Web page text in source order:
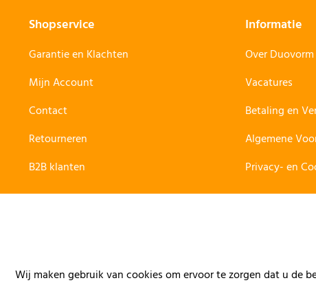
Shopservice
Garantie en Klachten
Mijn Account
Contact
Retourneren
B2B klanten
Informatie
Over Duovorm
Vacatures
Betaling en
Algemene
Privacy- en
Wij maken gebruik van cookies om ervoor te zorgen dat u de